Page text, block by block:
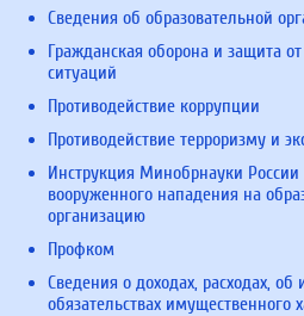
Сведения об образовательной
Гражданская оборона и защита
ситуаций
Противодействие коррупции
Противодействие терроризму и
Инструкция Минобрнауки России
вооруженного нападения на
организацию
Профком
Сведения о доходах, расходах, об
обязательствах имущественного